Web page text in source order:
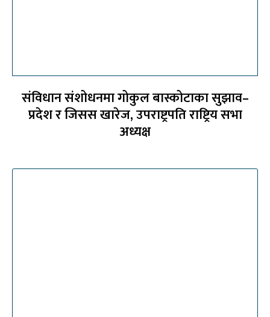
संविधान संशोधनमा गोकुल बास्कोटाका सुझाव–
प्रदेश र जिसस खारेज, उपराष्ट्रपति राष्ट्रिय सभा
अध्यक्ष